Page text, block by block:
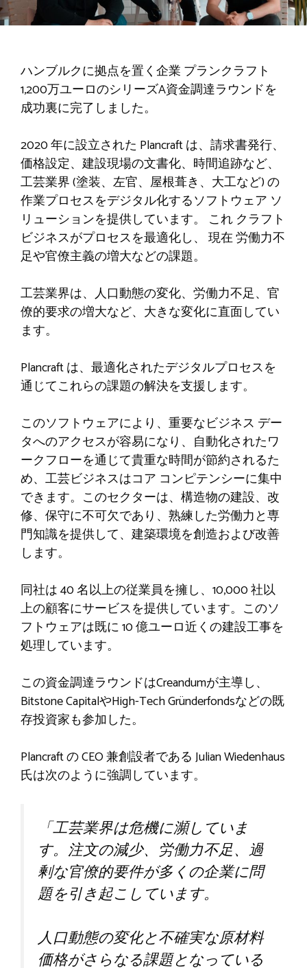
ハンブルクに拠点を置く企業 プランクラフト
1,200万ユーロのシリーズA資金調達ラウンドを
成功裏に完了しました。
2020 年に設立された Plancraft は、請求書発行、
価格設定、建設現場の文書化、時間追跡など、
工芸業界 (塗装、左官、屋根葺き、大工など) の
作業プロセスをデジタル化するソフトウェア ソ
リューションを提供しています。 これ クラフト
ビジネスがプロセスを最適化し、 現在労働力不
足や官僚主義の増大などの課題。
工芸業界は、人口動態の変化、労働力不足、官
僚的要求の増大など、大きな変化に直面してい
ます。
Plancraft は、最適化されたデジタルプロセスを
通じてこれらの課題の解決を支援します。
このソフトウェアにより、重要なビジネス デー
タへのアクセスが容易になり、自動化されたワ
ークフローを通じて貴重な時間が節約されるた
め、工芸ビジネスはコア コンピテンシーに集中
できます。このセクターは、構造物の建設、改
修、保守に不可欠であり、熟練した労働力と専
門知識を提供して、建築環境を創造および改善
します。
同社は 40 名以上の従業員を擁し、10,000 社以
上の顧客にサービスを提供しています。このソ
フトウェアは既に 10 億ユーロ近くの建設工事を
処理しています。
この資金調達ラウンドはCreandumが主導し、
Bitstone CapitalやHigh-Tech Gründerfondsなどの既
存投資家も参加した。
Plancraft の CEO 兼創設者である Julian Wiedenhaus
氏は次のように強調しています。
「工芸業界は危機に瀕していま
す。注文の減少、労働力不足、過
剰な官僚的要件が多くの企業に問
題を引き起こしています。
人口動態の変化と不確実な原材料
価格がさらなる課題となっている